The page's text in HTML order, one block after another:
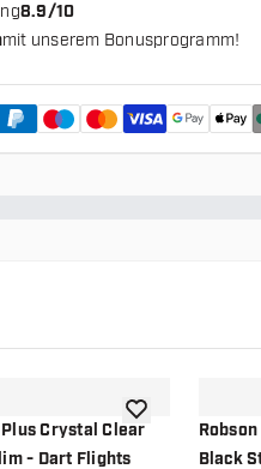
8.9/10
mit unserem Bonusprogramm!
Crystal Clear
- Dart Flights
Zur Wunschliste
Black